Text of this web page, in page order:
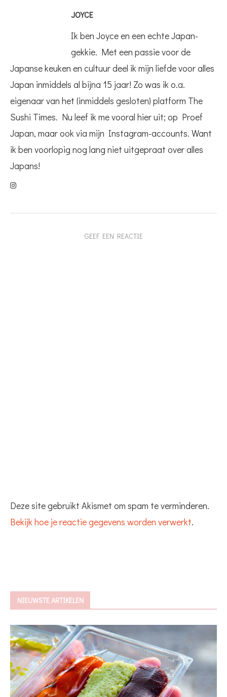
JOYCE
Ik ben Joyce en een echte Japan-
gekkie. Met een passie voor de
Japanse keuken en cultuur deel ik mijn liefde voor alles
Japan inmiddels al bijna 15 jaar! Zo was ik o.a.
eigenaar van het (inmiddels gesloten) platform The
Sushi Times. Nu leef ik me vooral hier uit; op Proef
Japan, maar ook via mijn Instagram-accounts. Want
ik ben voorlopig nog lang niet uitgepraat over alles
Japans!
GEEF EEN REACTIE
Deze site gebruikt Akismet om spam te verminderen.
Bekijk hoe je reactie gegevens worden verwerkt.
NIEUWSTE ARTIKELEN